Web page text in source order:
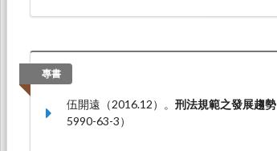
專書
伍開遠（2016.12）。 刑法規範之發展趨勢
5990-63-3）